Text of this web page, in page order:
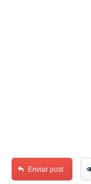
Enviar post